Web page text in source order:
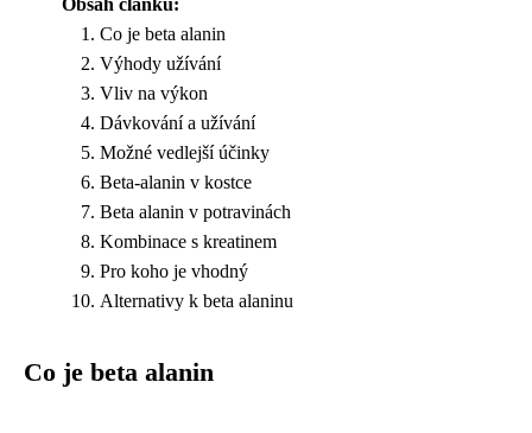
Obsah článku:
Co je beta alanin
Výhody užívání
Vliv na výkon
Dávkování a užívání
Možné vedlejší účinky
Beta-alanin v kostce
Beta alanin v potravinách
Kombinace s kreatinem
Pro koho je vhodný
Alternativy k beta alaninu
Co je beta alanin